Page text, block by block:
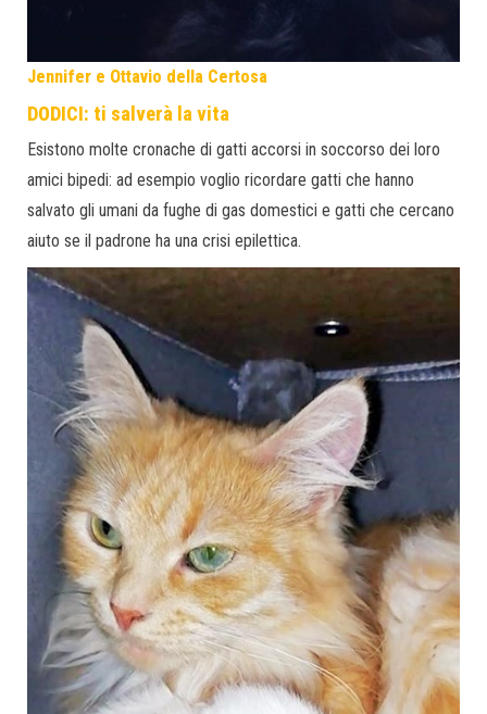
Jennifer e Ottavio della Certosa
DODICI: ti salverà la vita
Esistono molte cronache di gatti accorsi in soccorso dei loro
amici bipedi: ad esempio voglio ricordare gatti che hanno
salvato gli umani da fughe di gas domestici e gatti che cercano
aiuto se il padrone ha una crisi epilettica.